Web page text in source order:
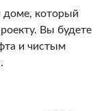
доме, который
Вы будете
и чистым